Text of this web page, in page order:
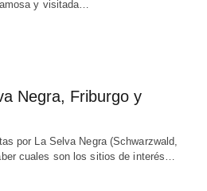
y visitada…
Negra, Friburgo y
por La Selva Negra (Schwarzwald,
cuales son los sitios de interés…